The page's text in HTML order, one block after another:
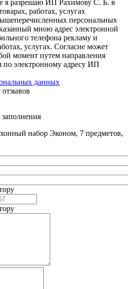
я разрешаю ИП Рахимову С. Б. в
работах, услугах
персональных
мною адрес электронной
телефона рекламу и
услугах. Согласие может
момент путем направления
по электронному адресу ИП
данных
заполнения
набор Эконом, 7 предметов,